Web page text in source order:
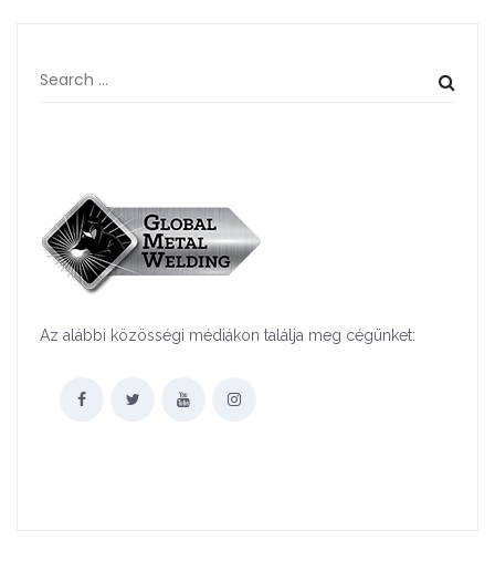
Az alábbi közösségi médiákon találja meg cégünket: